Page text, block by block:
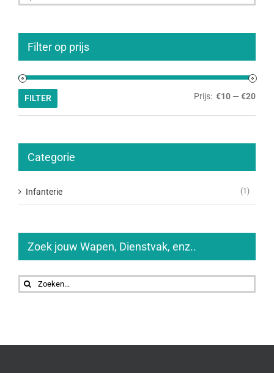
naar:
Filter op prijs
Min.
Max.
FILTER Prijs: €10 — €20
Categorie
Infanterie (1)
Zoek jouw Wapen, Dienstvak, enz..
Zoeken
naar: